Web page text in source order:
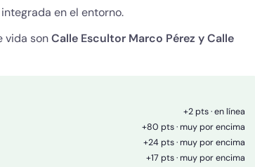
en el entorno.
vida sonCalle Escultor Marco Pérez y Calle
+2 pts · en línea
+80 pts · muy por encima
+24 pts · muy por encima
+17 pts · muy por encima